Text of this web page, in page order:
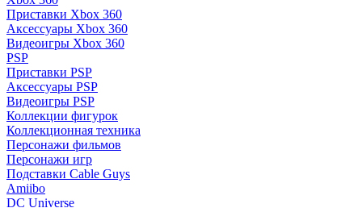
Приставки Xbox 360
Аксессуары Xbox 360
Видеоигры Xbox 360
PSP
Приставки PSP
Аксессуары PSP
Видеоигры PSP
Коллекции фигурок
Коллекционная техника
Персонажи фильмов
Персонажи игр
Подставки Cable Guys
Amiibo
DC Universe